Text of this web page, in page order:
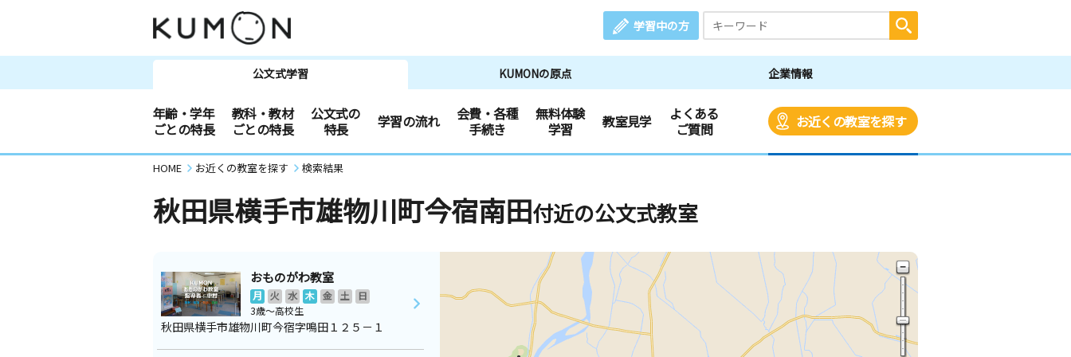
学習中の方
公文式学習 KUMONの原点 企業情報
年齢・学年
ごとの特長
教科・教材
ごとの特長
公文式の
特長
学習の流れ
会費・各種
手続き
無料体験
学習
教室見学
よくある
ご質問
お近くの教室を探す
HOME お近くの教室を探す 検索結果
秋田県横手市雄物川町今宿南田付近の公文式教室
おものがわ教室
月 火 水 木 金 土
日
3歳～高校生
秋田県横手市雄物川町今宿字鳴田１２５－１